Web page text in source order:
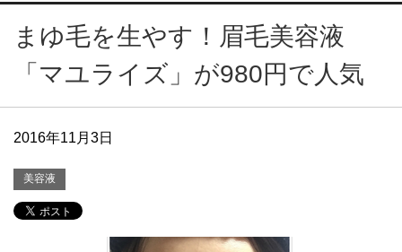
まゆ毛を生やす！眉毛美容液
「マユライズ」が980円で人気
2016年11月3日
美容液